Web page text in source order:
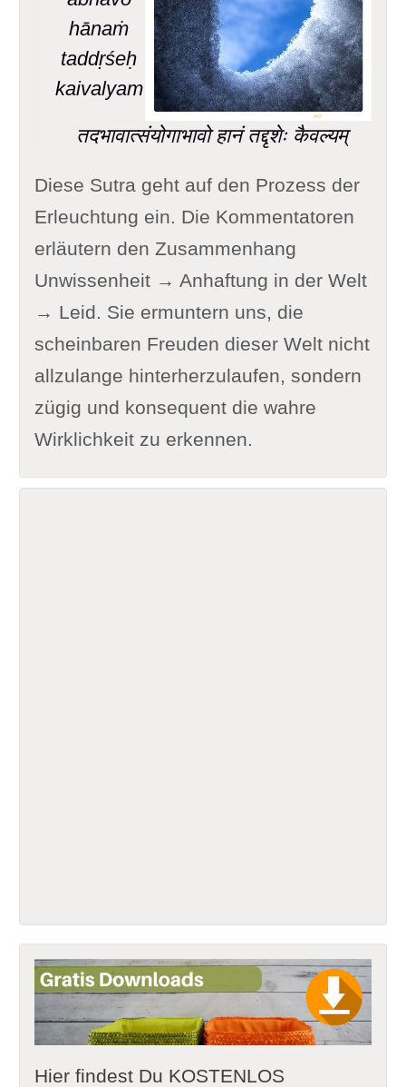
hānaṁ
taddṛśeḥ
kaivalyam
तदभावात्संयोगाभावो हानं तद्दृशेः कैवल्यम्
Diese Sutra geht auf den Prozess der
Erleuchtung ein. Die Kommentatoren
erläutern den Zusammenhang
Unwissenheit → Anhaftung in der Welt
→ Leid. Sie ermuntern uns, die
scheinbaren Freuden dieser Welt nicht
allzulange hinterherzulaufen, sondern
zügig und konsequent die wahre
Wirklichkeit zu erkennen.
Hier findest Du KOSTENLOS